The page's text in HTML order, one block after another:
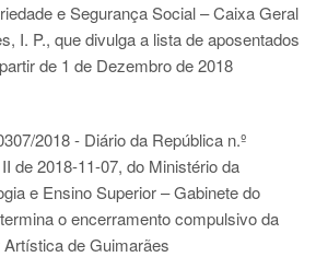
e Segurança Social – Caixa Geral
I. P., que divulga a lista de aposentados
de 1 de Dezembro de 2018
2018 - Diário da República n.º
de 2018-11-07, do Ministério da
e Ensino Superior – Gabinete do
o encerramento compulsivo da
de Guimarães